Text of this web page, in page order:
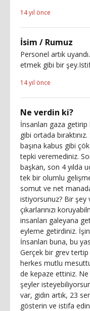
14 yıl önce
İsim / Rumuz
Personel artık
etmek gibi bir
14 yıl önce
Ne verdin ki?
İnsanları gaza getirip
gibi ortada
başına kabus gibi
tepki veremediniz.
başkan, son 4 yılda
tek bir olumlu
somut ve net
istiyorsunuz? Bir şey
çıkarlarınızı
insanları galeyana
eyleme getirdiniz.
İnsanları buna, bu
Gerçek bir grev
herkes mutlu
de kepaze ettiniz.
şeyler
var, gidin artık, 23
gösterin ve istifa edin